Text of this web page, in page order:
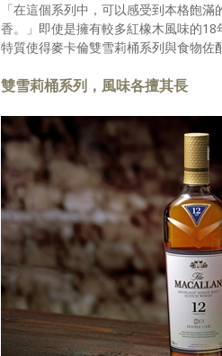
「在這個系列中，可以感受到本格飽
香。」即使是擁有較多紅橡木風味的
特質使得麥卡倫雙雪莉桶系列與食物
雙雪莉桶系列，風味各擅其長